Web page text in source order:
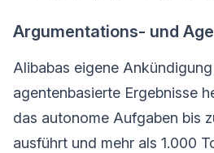
Argumentations- und
Alibabas eigene
agentenbasierte Ergebnisse
das autonome Aufgaben bis
ausführt und mehr als 1.000